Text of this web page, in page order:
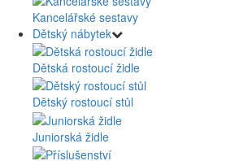
Kancelářské sestavy
Dětský nábytek
Dětská rostoucí židle
Dětský rostoucí stůl
Juniorská židle